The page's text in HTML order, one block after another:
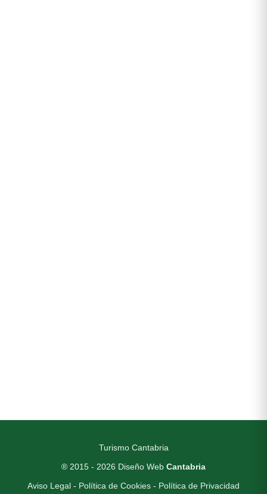
Turismo Cantabria
® 2015 - 2026 Diseño Web Cantabria
Aviso Legal - Política de Cookies - Política de Privacidad